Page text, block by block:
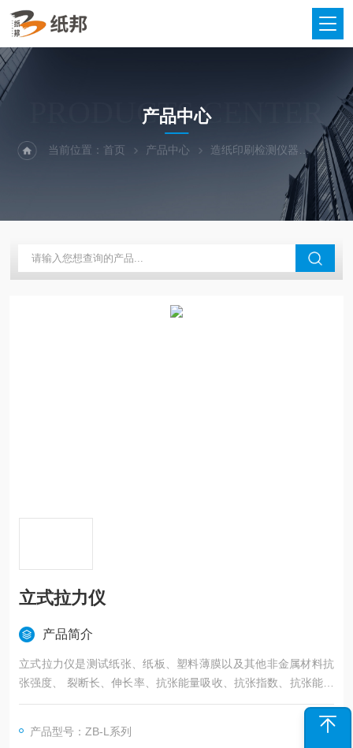
PRODUCTS CENTER
产品中心
当前位置：首页 产品中心 造纸印刷检测仪器 立式
立式拉力仪
产品简介
立式拉力仪是测试纸张、纸板、塑料薄膜以及其他非金属材料抗
张强度、 裂断长、伸长率、抗张能量吸收、抗张指数、抗张能量
吸收指数、180度剥离强度、热封强度的仪器。
产品型号：ZB-L系列